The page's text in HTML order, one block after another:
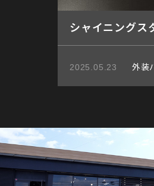
シャイニング
2025.05.23 外装